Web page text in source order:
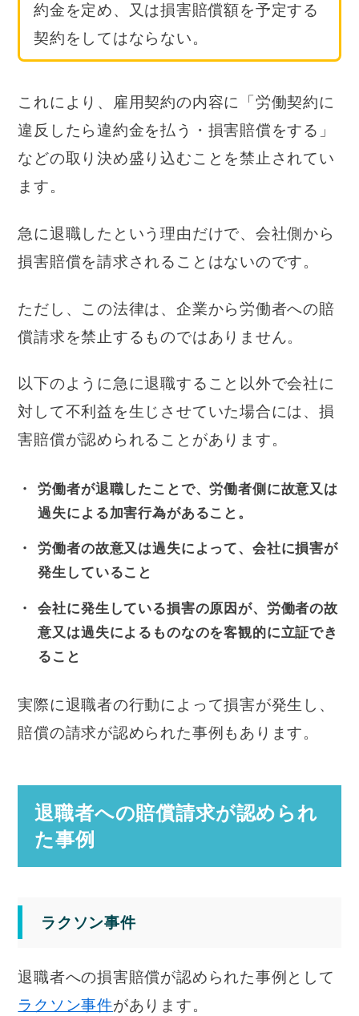
約金を定め、又は損害賠償額を予定する
契約をしてはならない。
これにより、雇用契約の内容に「労働契約に
違反したら違約金を払う・損害賠償をする」
などの取り決め盛り込むことを禁止されてい
ます。
急に退職したという理由だけで、会社側から
損害賠償を請求されることはないのです。
ただし、この法律は、企業から労働者への賠
償請求を禁止するものではありません。
以下のように急に退職すること以外で会社に
対して不利益を生じさせていた場合には、損
害賠償が認められることがあります。
労働者が退職したことで、労働者側に故意又は
過失による加害行為があること。
労働者の故意又は過失によって、会社に損害が
発生していること
会社に発生している損害の原因が、労働者の故
意又は過失によるものなのを客観的に立証でき
ること
実際に退職者の行動によって損害が発生し、
賠償の請求が認められた事例もあります。
退職者への賠償請求が認められ
た事例
ラクソン事件
退職者への損害賠償が認められた事例として
ラクソン事件があります。